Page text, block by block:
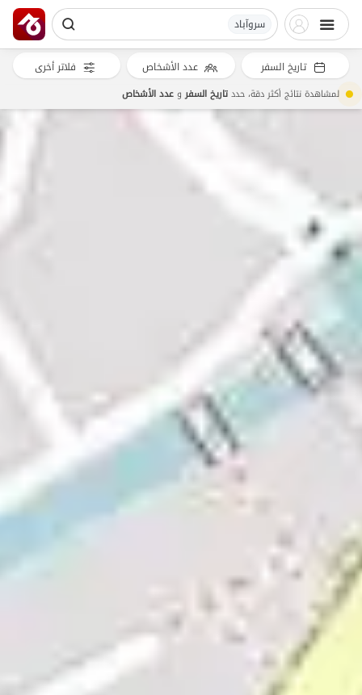
سروآباد
تاريخ السفر عدد الأشخاص فلاتر أخرى
لمشاهدة نتائج أكثر دقة، حددتاريخ السفروعدد الأشخاص